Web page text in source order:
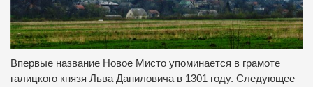
Впервые название Новое Мисто упоминается в грамоте
галицкого князя Льва Даниловича в 1301 году. Следующее